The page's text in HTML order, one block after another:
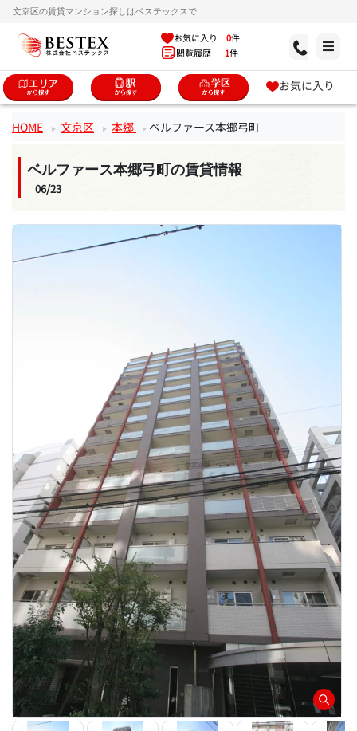
文京区の賃貸マンション探しはベステックスで
お気に入り 0件
閲覧履歴 1件
お気に入り
HOME 文京区 本郷 ベルファース本郷弓町
ベルファース本郷弓町の賃貸情報
06/23